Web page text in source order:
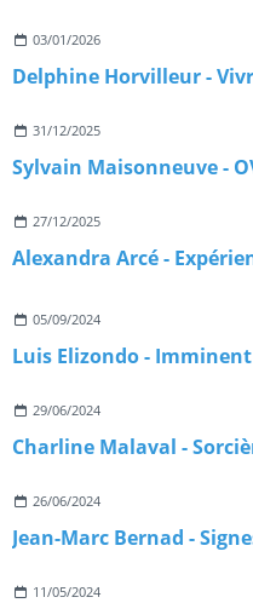
03/01/2026
Delphine Horvilleur -
31/12/2025
Sylvain Maisonneuve -
27/12/2025
05/09/2024
Luis Elizondo - Imminent
29/06/2024
Charline Malaval -
26/06/2024
Jean-Marc Bernad -
11/05/2024